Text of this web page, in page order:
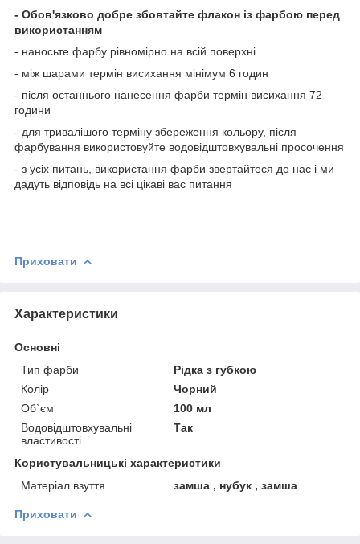
- Обов'язково добре збовтайте флакон із фарбою перед
використанням
- наносьте фарбу рівномірно на всій поверхні
- між шарами термін висихання мінімум 6 годин
- після останнього нанесення фарби термін висихання 72
години
- для тривалішого терміну збереження кольору, після
фарбування використовуйте водовідштовхувальні просочення
- з усіх питань, використання фарби звертайтеся до нас і ми
дадуть відповідь на всі цікаві вас питання
Приховати
Характеристики
Основні
Тип фарби
Рідка з губкою
Колір
Чорний
Об`єм
100 мл
Водовідштовхувальні
властивості
Так
Користувальницькі характеристики
Матеріал взуття
замша , нубук , замша
Приховати